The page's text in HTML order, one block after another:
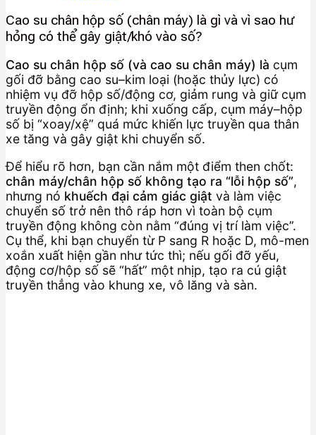
Cao su chân hộp số (chân máy) là gì và vì sao hư
hỏng có thể gây giật/khó vào số?
Cao su chân hộp số (và cao su chân máy) là cụm
gối đỡ bằng cao su–kim loại (hoặc thủy lực) có
nhiệm vụ đỡ hộp số/động cơ, giảm rung và giữ cụm
truyền động ổn định; khi xuống cấp, cụm máy–hộp
số bị “xoay/xệ” quá mức khiến lực truyền qua thân
xe tăng và gây giật khi chuyển số.
Để hiểu rõ hơn, bạn cần nắm một điểm then chốt:
chân máy/chân hộp số không tạo ra “lỗi hộp số”,
nhưng nó khuếch đại cảm giác giật và làm việc
chuyển số trở nên thô ráp hơn vì toàn bộ cụm
truyền động không còn nằm “đúng vị trí làm việc”.
Cụ thể, khi bạn chuyển từ P sang R hoặc D, mô-men
xoắn xuất hiện gần như tức thì; nếu gối đỡ yếu,
động cơ/hộp số sẽ “hất” một nhịp, tạo ra cú giật
truyền thẳng vào khung xe, vô lăng và sàn.